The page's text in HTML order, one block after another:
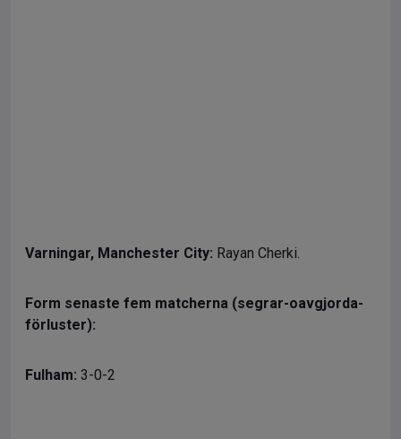
Varningar, Manchester City: Rayan Cherki.
Form senaste fem matcherna (segrar-oavgjorda-
förluster):
Fulham: 3-0-2